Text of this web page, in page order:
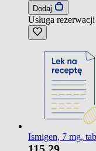
Dodaj
Usługa
Ismigen, 7 mg,